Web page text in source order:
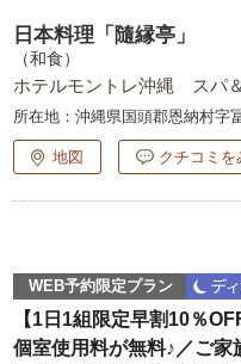
日本料理「隨縁亭」
（和食）
ホテルモントレ沖縄 スパ
所在地：沖縄県国頭郡恩納村字
地図 クチコミを
WEB予約限定プラン
【1日1組限定早割10％
個室使用料が無料♪／ご家